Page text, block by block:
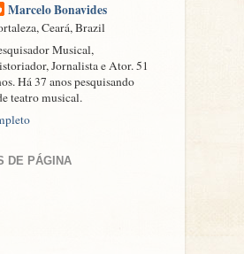
Marcelo Bonavides
Ceará, Brazil
Musical,
Jornalista e Ator. 51
Há 37 anos pesquisando
teatro musical.
DE PÁGINA